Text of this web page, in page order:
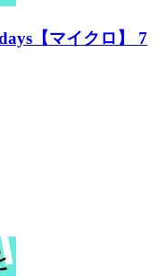
【マイクロ】 7